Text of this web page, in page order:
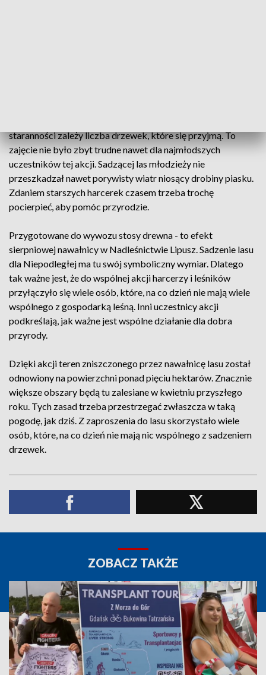
staranności zależy liczba drzewek, które się przyjmą. To
zajęcie nie było zbyt trudne nawet dla najmłodszych
uczestników tej akcji. Sadzącej las młodzieży nie
przeszkadzał nawet porywisty wiatr niosący drobiny piasku.
Zdaniem starszych harcerek czasem trzeba trochę
pocierpieć, aby pomóc przyrodzie.
Przygotowane do wywozu stosy drewna - to efekt
sierpniowej nawałnicy w Nadleśnictwie Lipusz. Sadzenie lasu
dla Niepodległej ma tu swój symboliczny wymiar. Dlatego
tak ważne jest, że do wspólnej akcji harcerzy i leśników
przyłączyło się wiele osób, które, na co dzień nie mają wiele
wspólnego z gospodarką leśną. Inni uczestnicy akcji
podkreślają, jak ważne jest wspólne działanie dla dobra
przyrody.
Dzięki akcji teren zniszczonego przez nawałnicę lasu został
odnowiony na powierzchni ponad pięciu hektarów. Znacznie
większe obszary będą tu zalesiane w kwietniu przyszłego
roku. Tych zasad trzeba przestrzegać zwłaszcza w taką
pogodę, jak dziś. Z zaproszenia do lasu skorzystało wiele
osób, które, na co dzień nie mają nic wspólnego z sadzeniem
drzewek.
ZOBACZ TAKŻE